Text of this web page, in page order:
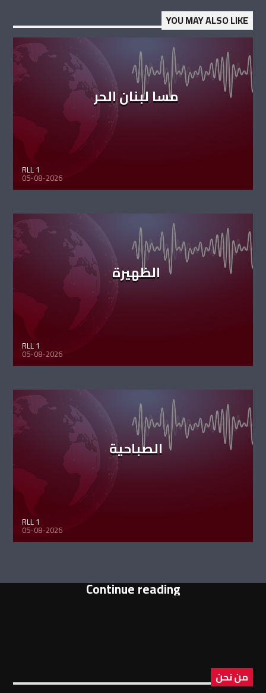
YOU MAY ALSO LIKE
مسا لبنان الحر
RLL 1
05-08-2026
الظهيرة
RLL 1
05-08-2026
الصباحية
RLL 1
05-08-2026
Continue reading
من نحن